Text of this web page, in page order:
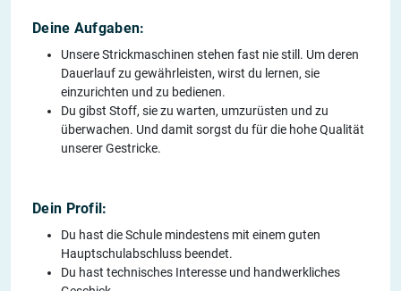
Deine Aufgaben:
Unsere Strickmaschinen stehen fast nie still. Um deren
Dauerlauf zu gewährleisten, wirst du lernen, sie
einzurichten und zu bedienen.
Du gibst Stoff, sie zu warten, umzurüsten und zu
überwachen. Und damit sorgst du für die hohe Qualität
unserer Gestricke.
Dein Profil:
Du hast die Schule mindestens mit einem guten
Hauptschulabschluss beendet.
Du hast technisches Interesse und handwerkliches